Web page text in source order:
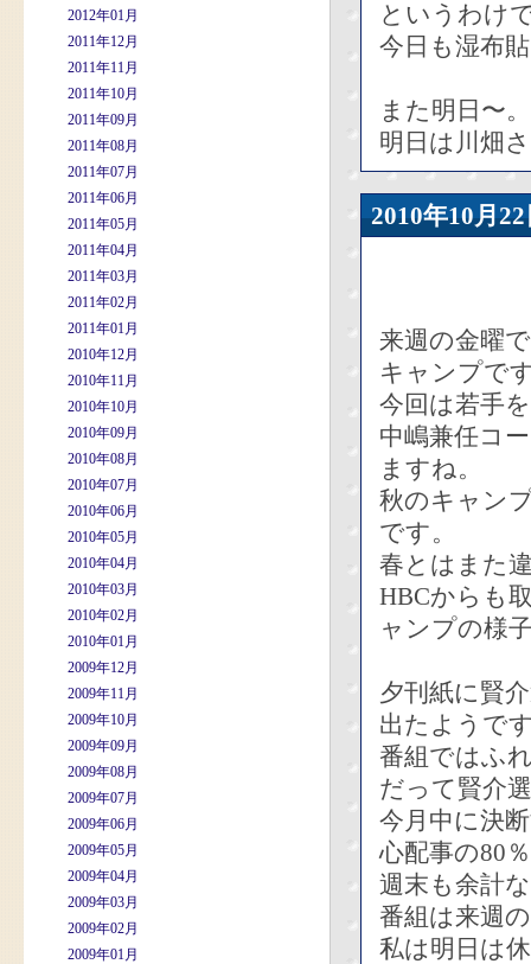
2012年01月
2011年12月
2011年11月
2011年10月
2011年09月
2011年08月
2011年07月
2011年06月
2011年05月
2011年04月
2011年03月
2011年02月
2011年01月
2010年12月
2010年11月
2010年10月
2010年09月
2010年08月
2010年07月
2010年06月
2010年05月
2010年04月
2010年03月
2010年02月
2010年01月
2009年12月
2009年11月
2009年10月
2009年09月
2009年08月
2009年07月
2009年06月
2009年05月
2009年04月
2009年03月
2009年02月
2009年01月
というわけ
今日も湿布
また明日〜。
明日は川畑
2010年10
来週の金曜
キャンプで
今回は若手
中嶋兼任コ
ますね。
秋のキャン
です。
春とはまた
HBCからも
ャンプの様
夕刊紙に賢
出たようで
番組ではふ
だって賢介
今月中に決
心配事の80
週末も余計
番組は来週
私は明日は